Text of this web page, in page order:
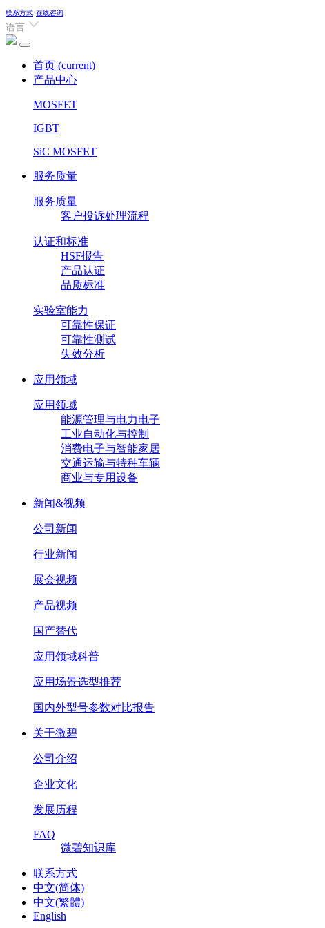
联系方式 在线咨询
语言
首页 (current)
产品中心
MOSFET
IGBT
SiC MOSFET
服务质量
服务质量
客户投诉处理流程
认证和标准
HSF报告
产品认证
品质标准
实验室能力
可靠性保证
可靠性测试
失效分析
应用领域
应用领域
能源管理与电力电子
工业自动化与控制
消费电子与智能家居
交通运输与特种车辆
商业与专用设备
新闻&视频
公司新闻
行业新闻
展会视频
产品视频
国产替代
应用领域科普
应用场景选型推荐
国内外型号参数对比报告
关于微碧
公司介绍
企业文化
发展历程
FAQ
微碧知识库
联系方式
中文(简体)
中文(繁體)
English